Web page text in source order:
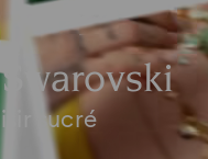
sucré